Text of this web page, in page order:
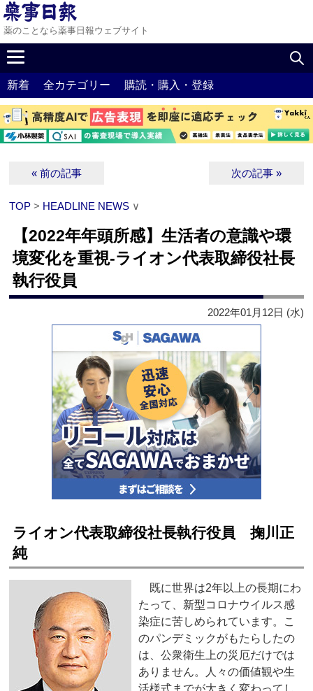
薬のことなら薬事日報ウェブサイト
新着 全カテゴリー 購読・購入・登録
« 前の記事 次の記事 »
TOP > HEADLINE NEWS ∨
【2022年年頭所感】生活者の意識や環
境変化を重視‐ライオン代表取締役社長
執行役員
2022年01月12日 (水)
ライオン代表取締役社長執行役員 掬川正
純
既に世界は2年以上の長期にわ
たって、新型コロナウイルス感
染症に苦しめられています。こ
のパンデミックがもたらしたの
は、公衆衛生上の災厄だけでは
ありません。人々の価値観や生